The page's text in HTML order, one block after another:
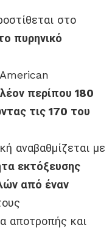
στο
πυρηνικό
περίπου 180
τις 170 του
αναβαθμίζεται με
εκτόξευσης
από έναν
αποτροπής και